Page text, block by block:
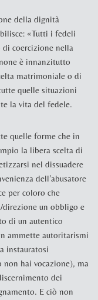
della dignità
«Tutti i fedeli
coercizione nella
è innanzitutto
matrimoniale o di
quelle situazioni
la vita del fedele.
quelle forme che in
la libera scelta di
nel dissuadere
dell’abusatore
per coloro che
direzione un obbligo e
di un autentico
ammette autoritarismi
instauratosi
hai vocazione), ma
dei
E ciò non